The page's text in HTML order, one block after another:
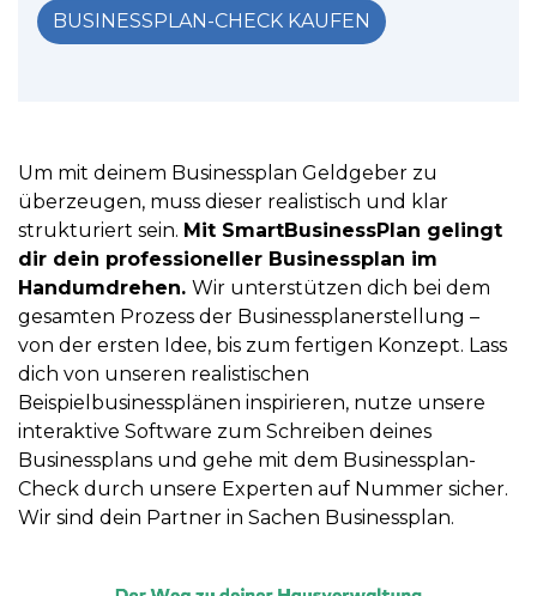
BUSINESSPLAN-CHECK KAUFEN
Um mit deinem Businessplan Geldgeber zu
überzeugen, muss dieser realistisch und klar
strukturiert sein. Mit SmartBusinessPlan gelingt
dir dein professioneller Businessplan im
Handumdrehen. Wir unterstützen dich bei dem
gesamten Prozess der Businessplanerstellung –
von der ersten Idee, bis zum fertigen Konzept. Lass
dich von unseren realistischen
Beispielbusinessplänen inspirieren, nutze unsere
interaktive Software zum Schreiben deines
Businessplans und gehe mit dem Businessplan-
Check durch unsere Experten auf Nummer sicher.
Wir sind dein Partner in Sachen Businessplan.